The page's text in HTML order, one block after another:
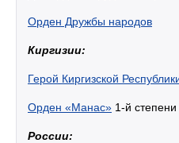
Орден Дружбы народов
Киргизии:
Герой Киргизской
Орден «Манас» 1-й степени
России: